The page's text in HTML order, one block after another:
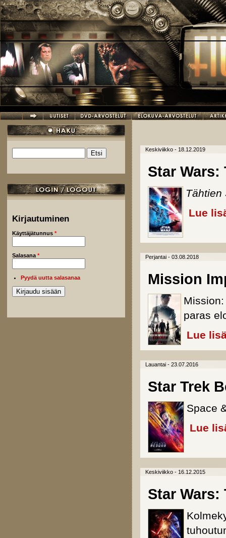
Hyppää pääsisältöön
Hakulomake
Kirjautuminen
Käyttäjätunnus *
Salasana *
Pyydä uutta salasanaa
Keskiviikko - 18.12.2019
Star Wars:
Tähtien
Lue
Perjantai - 03.08.2018
Mission
paras
Lue
Lauantai - 23.07.2016
Star Trek
Space
Lue
Keskiviikko - 16.12.2015
Star Wars: